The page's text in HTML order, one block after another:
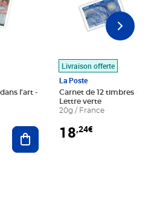
l'art -
Ajouter au panier
Livraison offerte
La Poste
Carnet de 12 timbres - Le
Lettre verte
20g / France
18,24€